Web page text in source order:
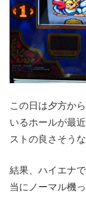
この日は夕方か
いるホールが最
ストの良さそう
結果、ハイエナ
当にノーマル機